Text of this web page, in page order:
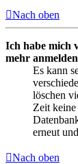
Nach oben
Ich habe mich
mehr
Es kann
löschen
Zeit keine
erneut
Nach oben